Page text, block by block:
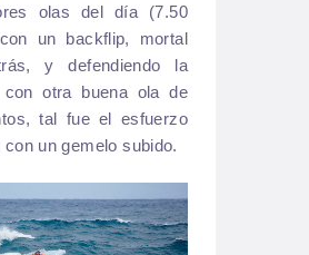
olas del día (7.50
un backflip, mortal
y defendiendo la
con otra buena ola de
tal fue el esfuerzo
con un gemelo subido.